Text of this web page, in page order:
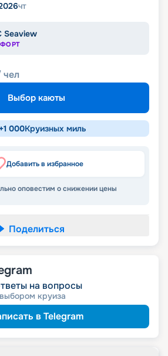
чт
Seaview
чел
Выбор каюты
1 000Круизных миль
Добавить в избранное
оповестим о снижении цены
Поделиться
на вопросы
круиза
в Telegram